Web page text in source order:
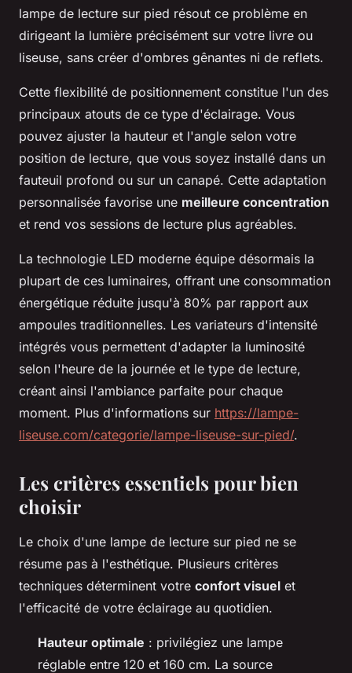
lampe de lecture sur pied résout ce problème en
dirigeant la lumière précisément sur votre livre ou
liseuse, sans créer d'ombres gênantes ni de reflets.
Cette flexibilité de positionnement constitue l'un des
principaux atouts de ce type d'éclairage. Vous
pouvez ajuster la hauteur et l'angle selon votre
position de lecture, que vous soyez installé dans un
fauteuil profond ou sur un canapé. Cette adaptation
personnalisée favorise une meilleure concentration
et rend vos sessions de lecture plus agréables.
La technologie LED moderne équipe désormais la
plupart de ces luminaires, offrant une consommation
énergétique réduite jusqu'à 80% par rapport aux
ampoules traditionnelles. Les variateurs d'intensité
intégrés vous permettent d'adapter la luminosité
selon l'heure de la journée et le type de lecture,
créant ainsi l'ambiance parfaite pour chaque
moment. Plus d'informations sur https://lampe-
liseuse.com/categorie/lampe-liseuse-sur-pied/.
Les critères essentiels pour bien
choisir
Le choix d'une lampe de lecture sur pied ne se
résume pas à l'esthétique. Plusieurs critères
techniques déterminent votre confort visuel et
l'efficacité de votre éclairage au quotidien.
Hauteur optimale : privilégiez une lampe
réglable entre 120 et 160 cm. La source